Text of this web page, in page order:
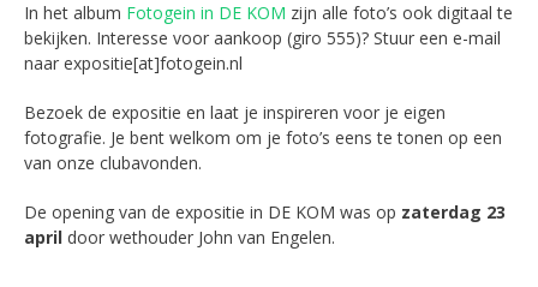
In het album Fotogein in DE KOM zijn alle foto’s ook digitaal te
bekijken. Interesse voor aankoop (giro 555)? Stuur een e-mail
naar expositie[at]fotogein.nl
Bezoek de expositie en laat je inspireren voor je eigen
fotografie. Je bent welkom om je foto’s eens te tonen op een
van onze clubavonden.
De opening van de expositie in DE KOM was op zaterdag 23
april door wethouder John van Engelen.